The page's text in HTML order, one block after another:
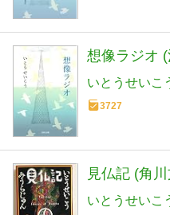
想像ラジオ
いとうせいこ
3727
見仏記 (角
いとうせいこ